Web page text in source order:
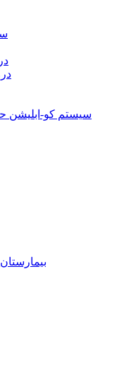
سیستم کو-